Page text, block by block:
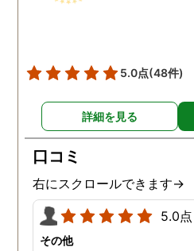
と会い、そのまま夜まで過
間もラブホテルの利用もし
たようで、たった一日で不
倫の証拠を揃えることがで
きました。
5.0点(48件)
詳細を見る
口コミ
右にスクロールできます→
5.0点
その他